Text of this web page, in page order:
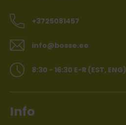
+3725081457
info@bosse.ee
8:30 - 16:30 E-R (EST, ENG)
Info